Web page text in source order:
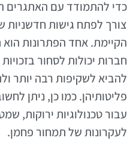
כדי להתמודד עם האתגרים
צורך לפתח גישות
הקיימת. אחד הפתרונות
חברות יכולות לסחור
להביא לשקיפות רבה יותר
פליטותיהן. כמו כן, ניתן
עבור טכנולוגיות ירוקות,
לעקרונות של תמחור פחמן.